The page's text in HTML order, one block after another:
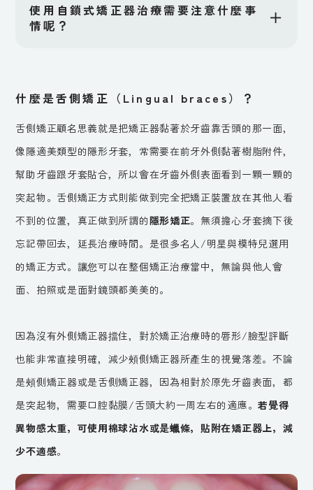
使用自鎖式矯正器治療需要注意什麼事
情呢？
＋
什麼是舌側矯正（Lingual braces）？
舌側矯正顧名思義就是把矯正器黏著於牙齒靠舌頭的那一面，
像隱適美類型的隱形牙套，常需要在前牙外側黏著樹脂附件，
幫助牙齒跟牙套貼合，所以會在牙齒外側表面看到一顆一顆的
突起物。舌側矯正方式則能做到完全把矯正裝置放在其他人看
不到的位置，真正做到所謂的隱形矯正。無須擔心牙套摘下後
忘記帶回去，延長治療時間。是很多名人/明星與模特兒選用
的矯正方式。讓您可以在整個矯正治療當中，無論與他人會
面、拍照或是面對鏡頭都美美的。
因為沒有外側矯正器擋住，對於矯正治療時的唇形/臉型評斷
也能非常直接明確，減少頰側矯正器所產生的視覺落差。不論
是頰側矯正器或是舌側矯正器，因為相對於原先牙齒表面，都
是突起物，需要口腔黏膜/舌頭大約一周左右的適應。若覺得
異物感太重，可使用棉球沾水或是蠟條，貼附在矯正器上，減
少不適感。